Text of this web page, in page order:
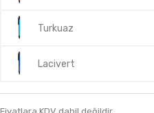
Turkuaz
Lacivert